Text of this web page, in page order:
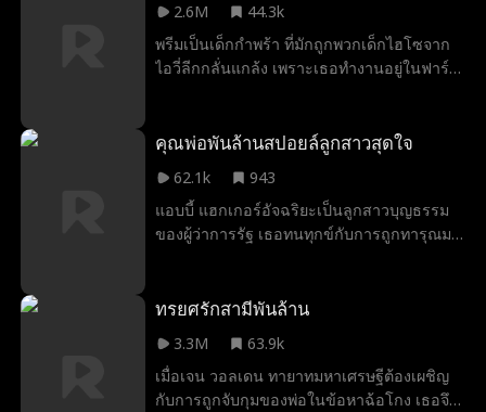
ถึงทำตัวเป็นฮีโร่ แล้วทำไมเขาถึงดูไม่เหมือน
คนทั่วไป เอลล่าจะเชื่อใจเขาได้อีกไหม หรือ
เขายังมีความลับอื่นซ่อนอยู่นอกจากหน้ากาก?
2.6M
44.3k
พรีมเป็นเด็กกำพร้า ที่มักถูกพวกเด็กไฮโซจาก
ไอวี่ลีกกลั่นแกล้ง เพราะเธอทำงานอยู่ในฟาร์ม
คุณพ่อพันล้านสปอยล์ลูกสาวสุดใจ
62.1k
943
แอบบี้ แฮกเกอร์อัจฉริยะเป็นลูกสาวบุญธรรม
ของผู้ว่าการรัฐ เธอทนทุกข์กับการถูกทารุณมา
นาน พ่อบุญธรรมกลับขายเธอให้กับนักธุรกิจ
ความสิ้นหวัง เธอใช้การตรวจจับคู่ DNA เพื่อ
ตามหาพ่อแท้ ๆ และพบว่าเขาคือโดมินิก มันชินี
มหาเศรษฐีอันดับหนึ่งของอเมริกา เมื่อได้กลับสู่
ทรยศรักสามีพันล้าน
3.3M
63.9k
เมื่อเจน วอลเดน ทายาทมหาเศรษฐีต้องเผชิญ
กับการถูกจับกุมของพ่อในข้อหาฉ้อโกง เธอจึง